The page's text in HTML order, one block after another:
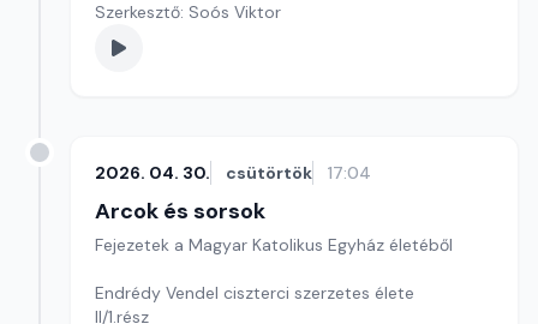
Szerkesztő: Soós Viktor
2026. 04. 30. csütörtök 17:04
Arcok és sorsok
Fejezetek a Magyar Katolikus Egyház életéből
Endrédy Vendel ciszterci szerzetes élete
II/1.rész